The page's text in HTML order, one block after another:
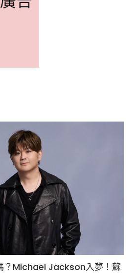
？Michael Jackson入夢！蘇